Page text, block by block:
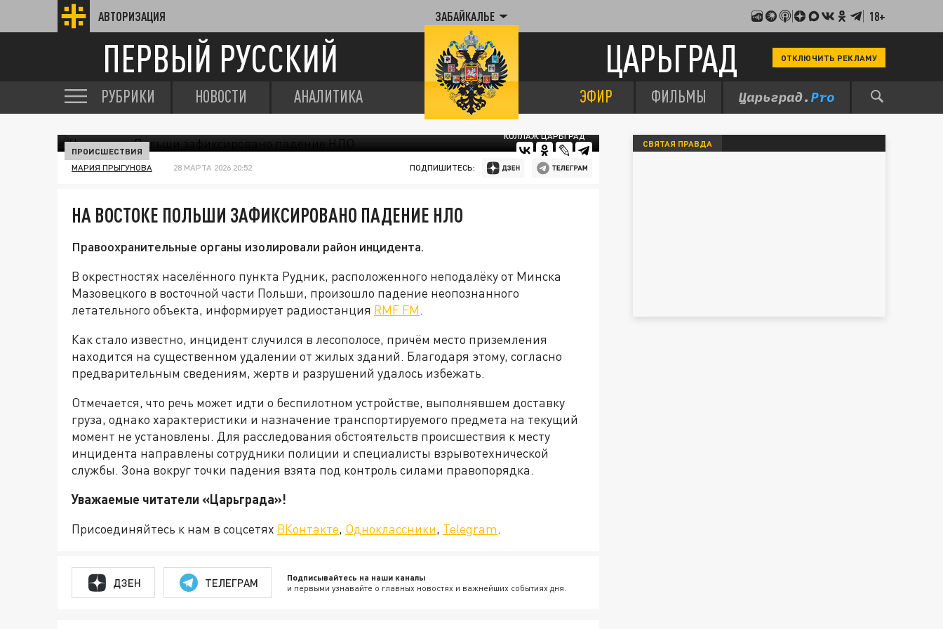
АВТОРИЗАЦИЯ ЗАБАЙКАЛЬЕ 18+
ПЕРВЫЙ РУССКИЙ ЦАРЬГРАД ОТКЛЮЧИТЬ РЕКЛАМУ
РУБРИКИ НОВОСТИ АНАЛИТИКА ЭФИР ФИЛЬМЫ
КОЛЛАЖ ЦАРЬГРАД
ПРОИСШЕСТВИЯ
МАРИЯ ПРЫГУНОВА 28 МАРТА 2026 20:52 ПОДПИШИТЕСЬ:
НА ВОСТОКЕ ПОЛЬШИ ЗАФИКСИРОВАНО ПАДЕНИЕ НЛО
Правоохранительные органы изолировали район инцидента.
В окрестностях населённого пункта Рудник, расположенного неподалёку от Минска
Мазовецкого в восточной части Польши, произошло падение неопознанного
летательного объекта, информирует радиостанция RMF FM.
Как стало известно, инцидент случился в лесополосе, причём место приземления
находится на существенном удалении от жилых зданий. Благодаря этому, согласно
предварительным сведениям, жертв и разрушений удалось избежать.
Отмечается, что речь может идти о беспилотном устройстве, выполнявшем доставку
груза, однако характеристики и назначение транспортируемого предмета на текущий
момент не установлены. Для расследования обстоятельств происшествия к месту
инцидента направлены сотрудники полиции и специалисты взрывотехнической
службы. Зона вокруг точки падения взята под контроль силами правопорядка.
Уважаемые читатели «Царьграда»!
Присоединяйтесь к нам в соцсетях ВКонтакте, Одноклассники, Telegram.
ДЗЕН ТЕЛЕГРАМ Подписывайтесь на наши каналы
и первыми узнавайте о главных новостях и важнейших событиях дня.
СВЯТАЯ ПРАВДА